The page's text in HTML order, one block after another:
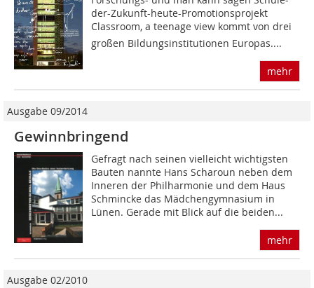
der-Zukunft-heute-Promotionsprojekt
Classroom, a teenage view kommt von drei
großen Bildungsinstitutionen Europas....
mehr
Ausgabe 09/2014
Gewinnbringend
Gefragt nach seinen vielleicht wichtigsten
Bauten nannte Hans Scharoun neben dem
Inneren der Philharmonie und dem Haus
Schmincke das Mädchengymnasium in
Lünen. Gerade mit Blick auf die beiden...
mehr
Ausgabe 02/2010